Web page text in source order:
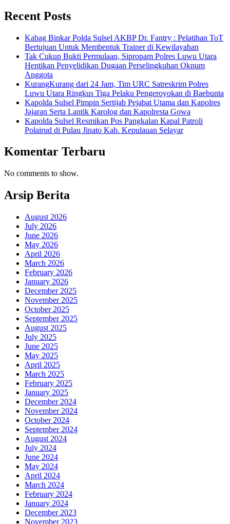
Recent Posts
Kabag Binkar Polda Sulsel AKBP Dr. Fantry : Pelatihan ToT
Bertujuan Untuk Membentuk Trainer di Kewilayahan
Tak Cukup Bukti Permulaan, Sipropam Polres Luwu Utara
Hentikan Penyelidikan Dugaan Perselingkuhan Oknum
Anggota
KurangKurang dari 24 Jam, Tim URC Satreskrim Polres
Luwu Utara Ringkus Tiga Pelaku Pengeroyokan di Baebunta
Kapolda Sulsel Pimpin Sertijab Pejabat Utama dan Kapolres
Jajaran Serta Lantik Karolog dan Kapolresta Gowa
Kapolda Sulsel Resmikan Pos Pangkalan Kapal Patroli
Polairud di Pulau Jinato Kab. Kepulauan Selayar
Komentar Terbaru
No comments to show.
Arsip Berita
August 2026
July 2026
June 2026
May 2026
April 2026
March 2026
February 2026
January 2026
December 2025
November 2025
October 2025
September 2025
August 2025
July 2025
June 2025
May 2025
April 2025
March 2025
February 2025
January 2025
December 2024
November 2024
October 2024
September 2024
August 2024
July 2024
June 2024
May 2024
April 2024
March 2024
February 2024
January 2024
December 2023
November 2023